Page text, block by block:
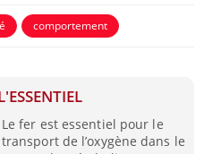
comportement
Le fer est essentiel pour le
transport de l’oxygène dans le